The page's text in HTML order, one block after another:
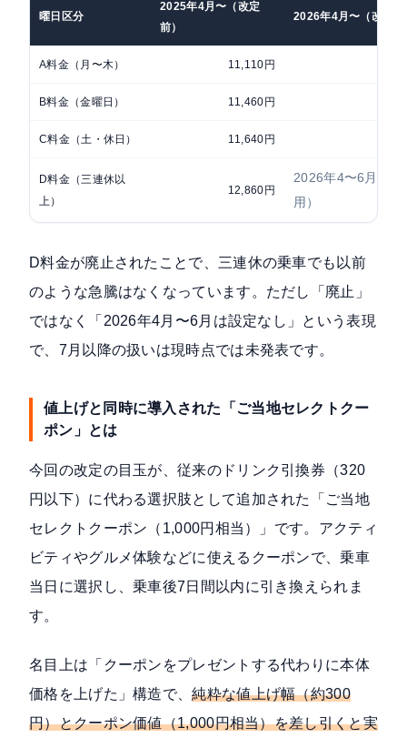
曜日区分
2025年4月〜（改定
前）
2026年4月〜（改定後
A料金（月〜木） 11,110円
B料金（金曜日） 11,460円
C料金（土・休日） 11,640円
D料金（三連休以
上）
12,860円
2026年4〜6月は
用）
D料金が廃止されたことで、三連休の乗車でも以前
のような急騰はなくなっています。ただし「廃止」
ではなく「2026年4月〜6月は設定なし」という表現
で、7月以降の扱いは現時点では未発表です。
値上げと同時に導入された「ご当地セレクトクー
ポン」とは
今回の改定の目玉が、従来のドリンク引換券（320
円以下）に代わる選択肢として追加された「ご当地
セレクトクーポン（1,000円相当）」です。アクティ
ビティやグルメ体験などに使えるクーポンで、乗車
当日に選択し、乗車後7日間以内に引き換えられま
す。
名目上は「クーポンをプレゼントする代わりに本体
価格を上げた」構造で、純粋な値上げ幅（約300
円）とクーポン価値（1,000円相当）を差し引くと実